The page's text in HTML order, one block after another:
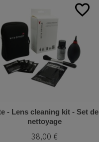
favorite_border
- Lens cleaning kit - Set de
nettoyage
38,00 €